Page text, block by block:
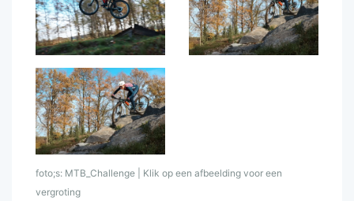
foto;s: MTB_Challenge | Klik op een afbeelding voor een
vergroting